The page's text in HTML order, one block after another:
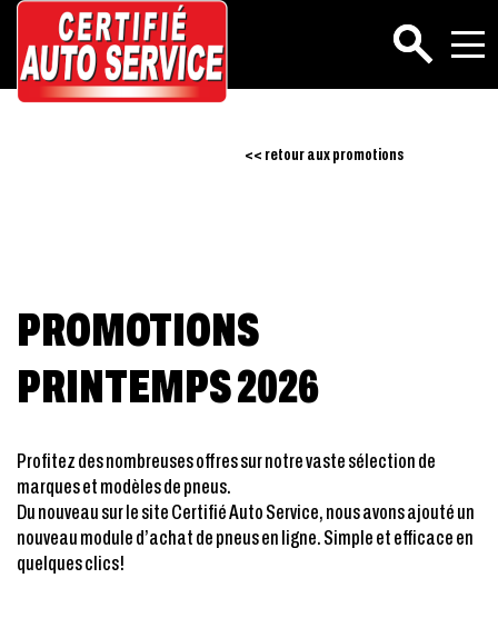
Rechercher
<< retour aux promotions
PROMOTIONS
PRINTEMPS 2026
Profitez des nombreuses offres sur notre vaste sélection de
marques et modèles de pneus.
Du nouveau sur le site Certifié Auto Service, nous avons ajouté un
nouveau module d’achat de pneus en ligne. Simple et efficace en
quelques clics!